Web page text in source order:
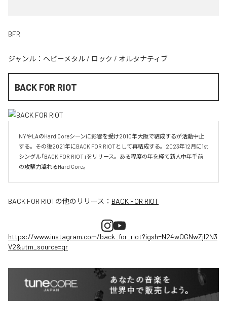
BFR
ジャンル： ヘビーメタル / ロック / オルタナティブ
BACK FOR RIOT
NYやLAのHard Coreシーンに影響を受け2010年大阪で結成するが活動中止
する。その後2021年にBACK FOR RIOTとして再結成する。2023年12月に1st
シングル「BACK FOR RIOT」をリリース。ある程度の年を経て新人中年手前
の攻撃力溢れるHard Core。
BACK FOR RIOTの他のリリース： BACK FOR RIOT
https://www.instagram.com/back_for_riot?igsh=N24wOGNwZjI2N3
V2&utm_source=qr